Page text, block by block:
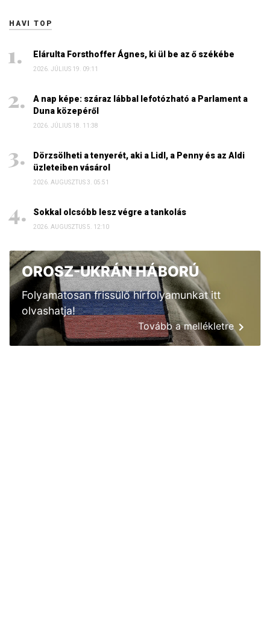
HAVI TOP
Elárulta Forsthoffer Ágnes, ki ül be az ő székébe
2026. JÚLIUS 19. 09:11
A nap képe: száraz lábbal lefotózható a Parlament a
Duna közepéről
2026. JÚLIUS 18. 11:38
Dörzsölheti a tenyerét, aki a Lidl, a Penny és az Aldi
üzleteiben vásárol
2026. AUGUSZTUS 3. 05:51
Sokkal olcsóbb lesz végre a tankolás
2026. AUGUSZTUS 5. 12:10
OROSZ-UKRÁN HÁBORÚ
Folyamatosan frissülő hírfolyamunkat itt
olvashatja!
Tovább a mellékletre